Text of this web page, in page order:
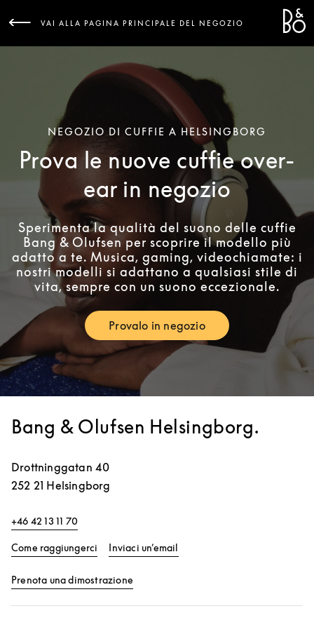
VAI ALLA PAGINA PRINCIPALE DEL NEGOZIO
NEGOZIO DI CUFFIE A HELSINGBORG
Prova le nuove cuffie over-
ear in negozio
Sperimenta la qualità del suono delle cuffie
Bang & Olufsen per scoprire il modello più
adatto a te. Musica, gaming, videochiamate: i
nostri modelli si adattano a qualsiasi stile di
vita, sempre con un suono eccezionale.
Provalo in negozioLink Opens in New Tab
Bang & Olufsen Helsingborg.
Drottninggatan 40
252 21 Helsingborg
+46 42 13 11 70
Come raggiungerci Link Opens in New Tab
Inviaci un’email
Prenota una dimostrazione